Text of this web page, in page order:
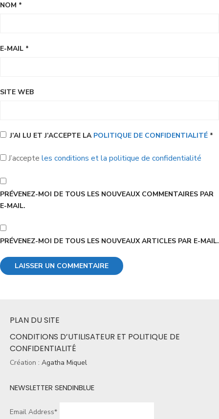
NOM *
E-MAIL *
SITE WEB
J’AI LU ET J’ACCEPTE LA POLITIQUE DE CONFIDENTIALITÉ *
J’accepte les conditions et la politique de confidentialité
PRÉVENEZ-MOI DE TOUS LES NOUVEAUX COMMENTAIRES PAR
E-MAIL.
PRÉVENEZ-MOI DE TOUS LES NOUVEAUX ARTICLES PAR E-MAIL.
PLAN DU SITE
CONDITIONS D’UTILISATEUR ET POLITIQUE DE
CONFIDENTIALITÉ
Création : Agatha Miquel
NEWSLETTER SENDINBLUE
Email Address*